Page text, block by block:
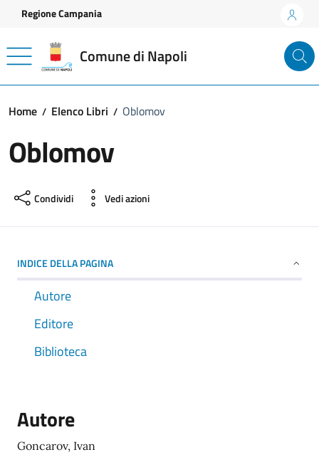
Vai ai contenuti
Vai al footer
Regione Campania
Comune di Napoli
Home Elenco Libri Oblomov
Oblomov
Condividi Vedi azioni
INDICE DELLA PAGINA
Autore
Editore
Biblioteca
Autore
Goncarov, Ivan